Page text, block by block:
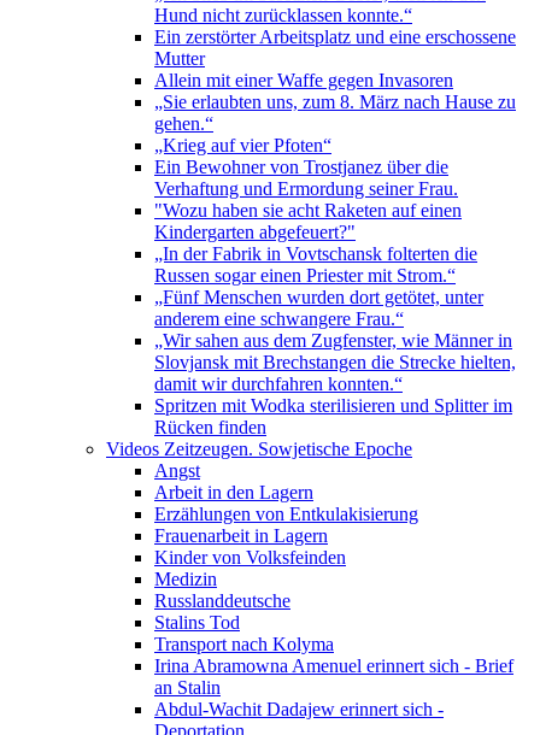
Hund nicht zurücklassen konnte.“
Ein zerstörter Arbeitsplatz und eine erschossene
Mutter
Allein mit einer Waffe gegen Invasoren
„Sie erlaubten uns, zum 8. März nach Hause zu
gehen.“
„Krieg auf vier Pfoten“
Ein Bewohner von Trostjanez über die
Verhaftung und Ermordung seiner Frau.
"Wozu haben sie acht Raketen auf einen
Kindergarten abgefeuert?"
„In der Fabrik in Vovtschansk folterten die
Russen sogar einen Priester mit Strom.“
„Fünf Menschen wurden dort getötet, unter
anderem eine schwangere Frau.“
„Wir sahen aus dem Zugfenster, wie Männer in
Slovjansk mit Brechstangen die Strecke hielten,
damit wir durchfahren konnten.“
Spritzen mit Wodka sterilisieren und Splitter im
Rücken finden
Videos Zeitzeugen. Sowjetische Epoche
Angst
Arbeit in den Lagern
Erzählungen von Entkulakisierung
Frauenarbeit in Lagern
Kinder von Volksfeinden
Medizin
Russlanddeutsche
Stalins Tod
Transport nach Kolyma
Irina Abramowna Amenuel erinnert sich - Brief
an Stalin
Abdul-Wachit Dadajew erinnert sich -
Deportation